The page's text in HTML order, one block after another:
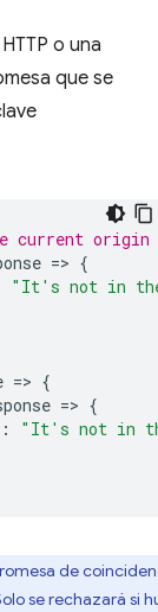
o una
que se
current origin
=> {
"It's not in
=> {
=> {
:
"It's not in
de
se rechazará si